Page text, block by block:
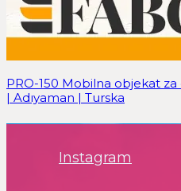
PRO-150 Mobilna objekat
| Adıyaman | Turska
Instagram